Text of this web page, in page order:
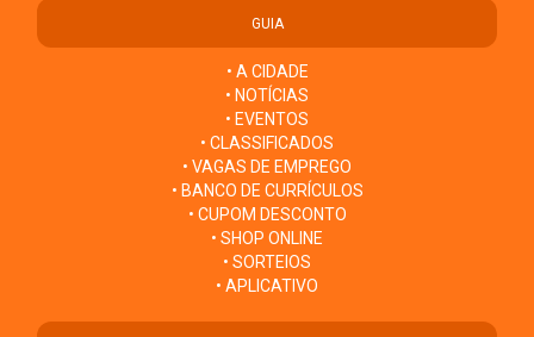
GUIA
• A CIDADE
• NOTÍCIAS
• EVENTOS
• CLASSIFICADOS
• VAGAS DE EMPREGO
• BANCO DE CURRÍCULOS
• CUPOM DESCONTO
• SHOP ONLINE
• SORTEIOS
• APLICATIVO